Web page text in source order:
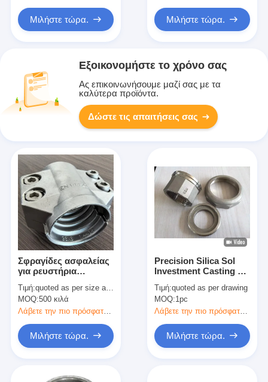
Μιλήστε τώρα. Μιλήστε τώρα.
Εξοικονομήστε το χρόνο σας
Ας επικοινωνήσουμε μαζί σας με τα
καλύτερα προϊόντα.
Δώστε τις απαιτήσεις σας
Σφραγίδες ασφαλείας
για ρευστήρια
ανοξείδωτο χάλυβα
Τιμή:quoted as per size and quantity
MOQ:500 κιλά
Λάβετε την πιο πρόσφατη τιμή
Μιλήστε τώρα.
Precision Silica Sol
Investment Casting 3D
Fabrications
Τιμή:quoted as per drawing
MOQ:1pc
Μιλήστε τώρα.